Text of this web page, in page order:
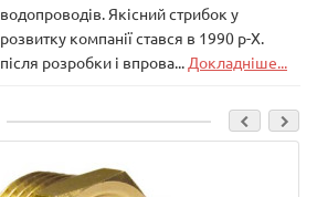
водопроводів. Якісний стрибок у
розвитку компанії стався в 1990 р-Х.
після розробки і впрова... Докладніше...